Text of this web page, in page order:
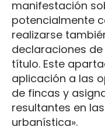
manifestación
potencialmente
realizarse
declaraciones
título. Este
aplicación a las
de fincas y
resultantes en
urbanística».